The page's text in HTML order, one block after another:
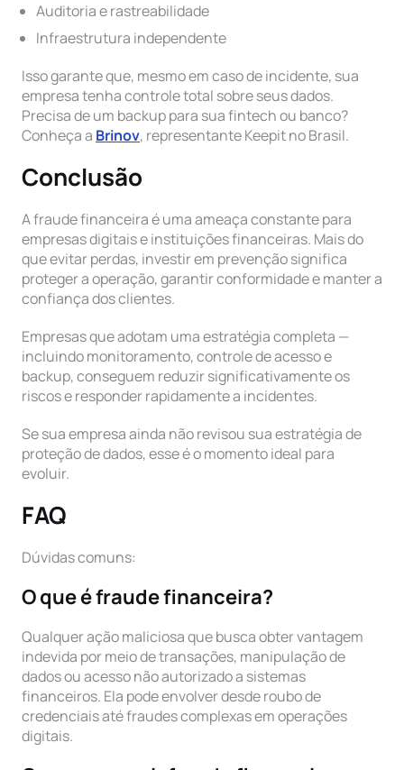
Auditoria e rastreabilidade
Infraestrutura independente
Isso garante que, mesmo em caso de incidente, sua
empresa tenha controle total sobre seus dados.
Precisa de um backup para sua fintech ou banco?
Conheça a Brinov, representante Keepit no Brasil.
Conclusão
A fraude financeira é uma ameaça constante para
empresas digitais e instituições financeiras. Mais do
que evitar perdas, investir em prevenção significa
proteger a operação, garantir conformidade e manter a
confiança dos clientes.
Empresas que adotam uma estratégia completa —
incluindo monitoramento, controle de acesso e
backup, conseguem reduzir significativamente os
riscos e responder rapidamente a incidentes.
Se sua empresa ainda não revisou sua estratégia de
proteção de dados, esse é o momento ideal para
evoluir.
FAQ
Dúvidas comuns:
O que é fraude financeira?
Qualquer ação maliciosa que busca obter vantagem
indevida por meio de transações, manipulação de
dados ou acesso não autorizado a sistemas
financeiros. Ela pode envolver desde roubo de
credenciais até fraudes complexas em operações
digitais.